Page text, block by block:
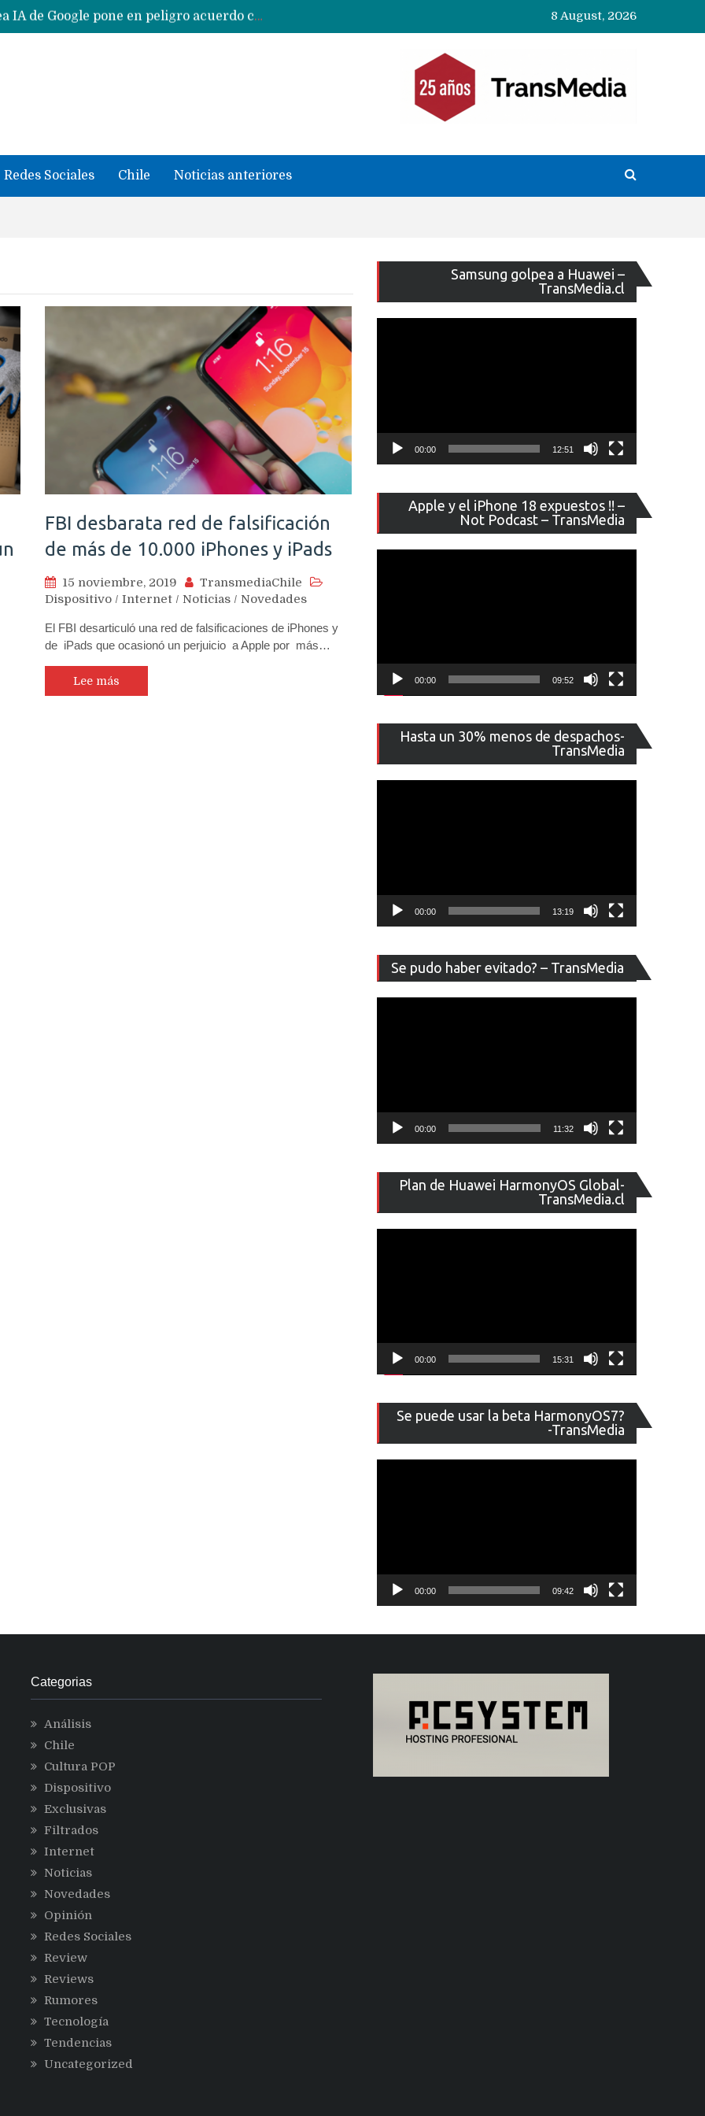
CXMT le dice NO a la venta de sus memorias a Apple y dará prioridad a Huawei y Xiaomi
Sailfish OS la «joya» de sistema operativo que Europa planea financiar para competir contra Android, iOS y HarmonyOS
8 August, 2026
Redes Sociales Chile Noticias anteriores
FBI desbarata red de falsificación
de más de 10.000 iPhones y iPads
15 noviembre, 2019
TransmediaChile
Dispositivo / Internet / Noticias / Novedades
El FBI desarticuló una red de falsificaciones de iPhones y
de iPads que ocasionó un perjuicio a Apple por más…
Lee más
Samsung golpea a Huawei –
TransMedia.cl
de
vídeo
00:00 12:51
Apple y el iPhone 18 expuestos !! –
Not Podcast – TransMedia
de
vídeo
00:00 09:52
Hasta un 30% menos de despachos-
TransMedia
de
vídeo
00:00 13:19
Se pudo haber evitado? – TransMedia
de
vídeo
00:00 11:32
Plan de Huawei HarmonyOS Global-
TransMedia.cl
de
vídeo
00:00 15:31
Se puede usar la beta HarmonyOS7?
-TransMedia
de
vídeo
00:00 09:42
Categorias
Análisis
Chile
Cultura POP
Dispositivo
Exclusivas
Filtrados
Internet
Noticias
Novedades
Opinión
Redes Sociales
Review
Reviews
Rumores
Tecnología
Tendencias
Uncategorized